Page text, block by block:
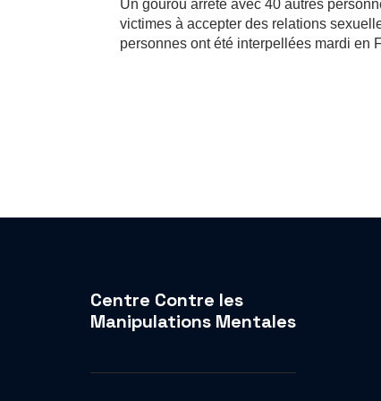
Un gourou arrêté avec 40 autres
victimes à accepter des relations
personnes ont été interpellées mardi en
Centre Contre les
Manipulations Mentales